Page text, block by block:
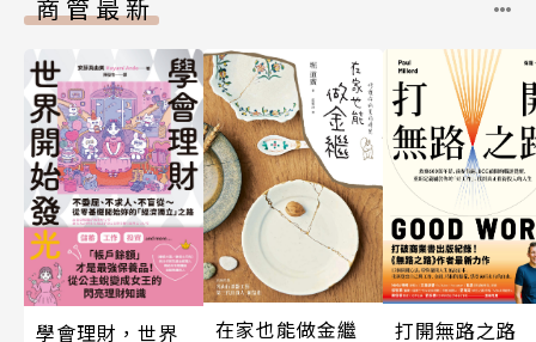
商管最新
學會理財，世界
在家也能做金繼 打開無路之路